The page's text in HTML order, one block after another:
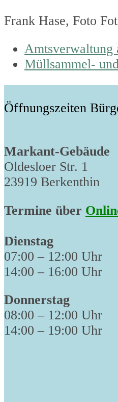
Frank Hase, Foto
previous
post:
Amtsverwaltung
next
Müllsammel-
Öffnungszeiten
Markant-Gebäude
Oldesloer Str. 1
23919 Berkenthin
Termine über
Dienstag
07:00 – 12:00 Uhr
14:00 – 16:00 Uhr
Donnerstag
08:00 – 12:00 Uhr
14:00 – 19:00 Uhr